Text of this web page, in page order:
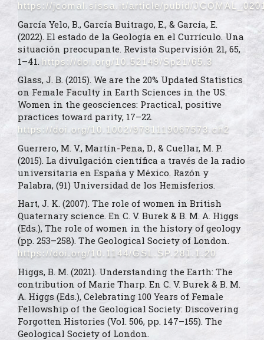
https://jcomal.sissa.it/article/pubid/
García Yelo, B., García Buitrago, E., & García, E.
(2022). El estado de la Geología en el Currículo. Una
situación preocupante. Revista Supervisión 21, 65,
1–41. https://doi.org/10.52149/Sp21/65.3
Glass, J. B. (2015). We are the 20% Updated Statistics
on Female Faculty in Earth Sciences in the US.
Women in the geosciences: Practical, positive
practices toward parity, 17–22.
https://doi.org/10.1002/9781119067573.ch2
Guerrero, M. V., Martín-Pena, D., & Cuellar, M. P.
(2015). La divulgación científica a través de la radio
universitaria en España y México. Razón y
Palabra, (91) Universidad de los Hemisferios.
Hart, J. K. (2007). The role of women in British
Quaternary science. En C. V. Burek & B. M. A. Higgs
(Eds.), The role of women in the history of geology
(pp. 253–258). The Geological Society of London.
https://doi.org/10.1144/GSL.SP.281.1.20
Higgs, B. M. (2021). Understanding the Earth: The
contribution of Marie Tharp. En C. V. Burek & B. M.
A. Higgs (Eds.), Celebrating 100 Years of Female
Fellowship of the Geological Society: Discovering
Forgotten Histories (Vol. 506, pp. 147–155). The
Geological Society of London.